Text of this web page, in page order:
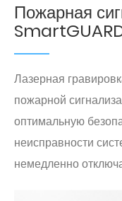
Пожарная
Лазерная
пожарной
оптимальную
неисправности
немедленно